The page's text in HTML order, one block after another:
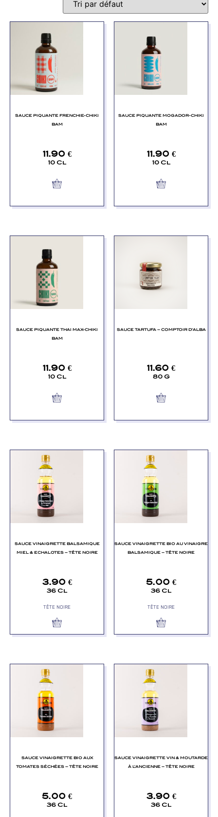
SAUCE PIQUANTE FRENCHIE-CHIKI
BAM
11.90 €
10 Cl
SAUCE PIQUANTE MOGADOR-CHIKI
BAM
11.90 €
10 Cl
SAUCE PIQUANTE THAI MAX-CHIKI
BAM
11.90 €
10 Cl
SAUCE TARTUFA – COMPTOIR D’ALBA
11.60 €
80 G
SAUCE VINAIGRETTE BALSAMIQUE
MIEL & ECHALOTES – TÊTE NOIRE
3.90 €
36 Cl
TÊTE NOIRE
SAUCE VINAIGRETTE BIO AU VINAIGRE
BALSAMIQUE – TÊTE NOIRE
5.00 €
36 Cl
TÊTE NOIRE
SAUCE VINAIGRETTE BIO AUX
TOMATES SÉCHÉES – TÊTE NOIRE
5.00 €
36 Cl
SAUCE VINAIGRETTE VIN & MOUTARDE
À L’ANCIENNE – TÊTE NOIRE
3.90 €
36 Cl